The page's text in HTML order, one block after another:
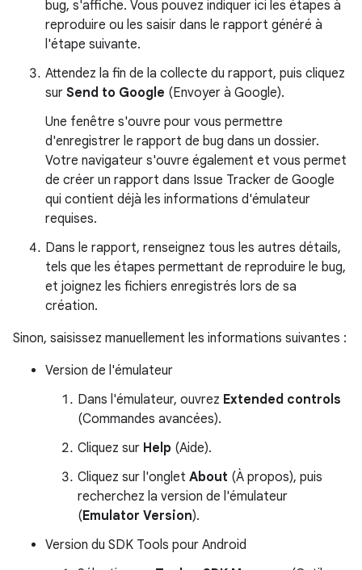
bug, s'affiche. Vous pouvez indiquer ici les étapes à
reproduire ou les saisir dans le rapport généré à
l'étape suivante.
Attendez la fin de la collecte du rapport, puis cliquez
sur Send to Google (Envoyer à Google).
Une fenêtre s'ouvre pour vous permettre
d'enregistrer le rapport de bug dans un dossier.
Votre navigateur s'ouvre également et vous permet
de créer un rapport dans Issue Tracker de Google
qui contient déjà les informations d'émulateur
requises.
Dans le rapport, renseignez tous les autres détails,
tels que les étapes permettant de reproduire le bug,
et joignez les fichiers enregistrés lors de sa
création.
Sinon, saisissez manuellement les informations suivantes :
Version de l'émulateur
Dans l'émulateur, ouvrez Extended controls
(Commandes avancées).
Cliquez sur Help (Aide).
Cliquez sur l'onglet About (À propos), puis
recherchez la version de l'émulateur
(Emulator Version).
Version du SDK Tools pour Android